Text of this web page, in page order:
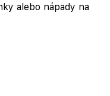
alebo nápady na